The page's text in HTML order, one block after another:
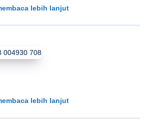
lebih lanjut
lebih lanjut